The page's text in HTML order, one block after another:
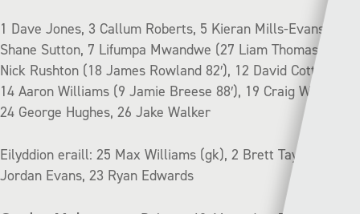
1 Dave Jones, 3 Callum Roberts, 5 Kieran Mills-Evans, 6
Shane Sutton, 7 Lifumpa Mwandwe (27 Liam Thomas 82′), 8
Nick Rushton (18 James Rowland 82′), 12 David Cotterill,
14 Aaron Williams (9 Jamie Breese 88′), 19 Craig Williams,
24 George Hughes, 26 Jake Walker
Eilyddion eraill: 25 Max Williams (gk), 2 Brett Taylor, 10
Jordan Evans, 23 Ryan Edwards